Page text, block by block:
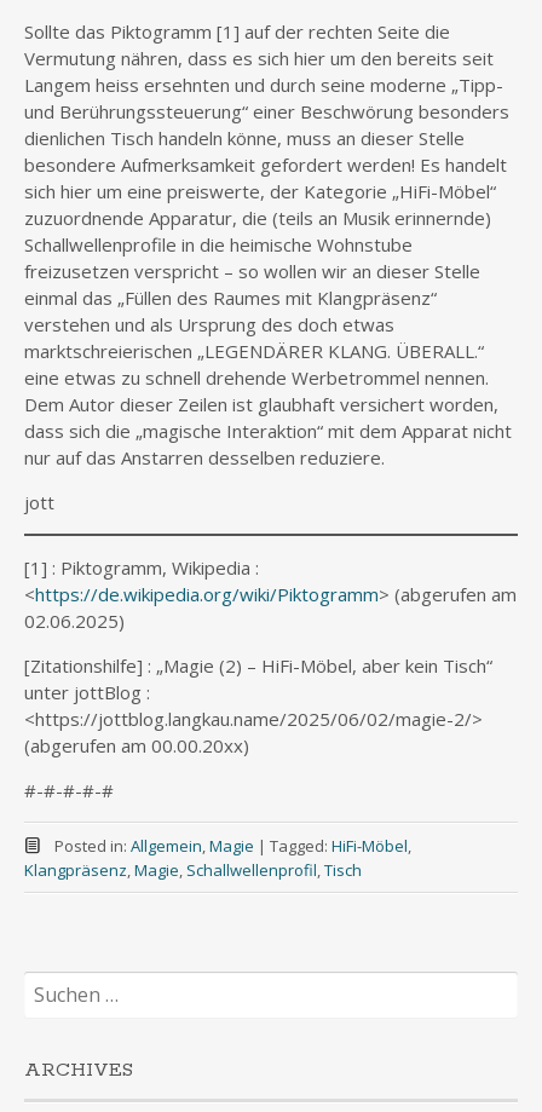
Sollte das Piktogramm [1] auf der rechten Seite die
Vermutung nähren, dass es sich hier um den bereits seit
Langem heiss ersehnten und durch seine moderne „Tipp-
und Berührungssteuerung“ einer Beschwörung besonders
dienlichen Tisch handeln könne, muss an dieser Stelle
besondere Aufmerksamkeit gefordert werden! Es handelt
sich hier um eine preiswerte, der Kategorie „HiFi-Möbel“
zuzuordnende Apparatur, die (teils an Musik erinnernde)
Schallwellenprofile in die heimische Wohnstube
freizusetzen verspricht – so wollen wir an dieser Stelle
einmal das „Füllen des Raumes mit Klangpräsenz“
verstehen und als Ursprung des doch etwas
marktschreierischen „LEGENDÄRER KLANG. ÜBERALL.“
eine etwas zu schnell drehende Werbetrommel nennen.
Dem Autor dieser Zeilen ist glaubhaft versichert worden,
dass sich die „magische Interaktion“ mit dem Apparat nicht
nur auf das Anstarren desselben reduziere.
jott
[1] : Piktogramm, Wikipedia :
<https://de.wikipedia.org/wiki/Piktogramm> (abgerufen am
02.06.2025)
[Zitationshilfe] : „Magie (2) – HiFi-Möbel, aber kein Tisch“
unter jottBlog :
<https://jottblog.langkau.name/2025/06/02/magie-2/>
(abgerufen am 00.00.20xx)
#-#-#-#-#
Posted in: Allgemein,Magie | Tagged: HiFi-Möbel,
Klangpräsenz,Magie, Schallwellenprofil,Tisch
Suchen
nach:
ARCHIVES